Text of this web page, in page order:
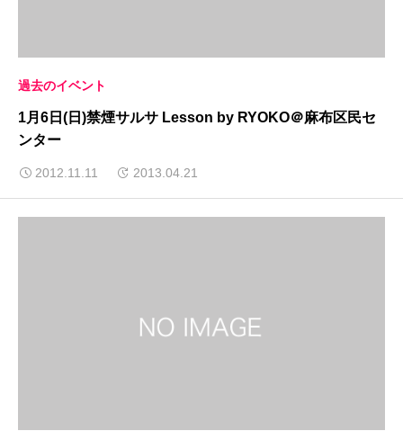
過去のイベント
1月6日(日)禁煙サルサ Lesson by RYOKO＠麻布区民セ
ンター
2012.11.11 2013.04.21